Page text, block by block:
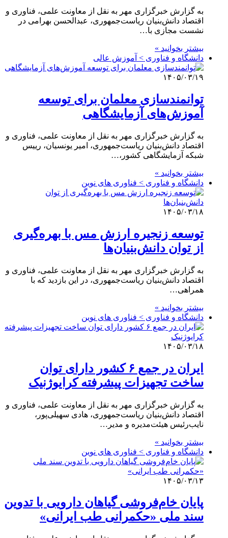
به گزارش خبرگزاری مهر به نقل از معاونت علمی، فناوری و
اقتصاد دانش‌بنیان ریاست‌جمهوری، عبدالحسن بهرامی در
نشست مجازی با…
بیشتر بخوانید »
دانشگاه و فناوری > آموزش عالی
۱۴۰۵/۰۳/۱۹
توانمندسازی معلمان برای توسعه
آموزش‌های آزمایشگاهی
به گزارش خبرگزاری مهر به نقل از معاونت علمی، فناوری و
اقتصاد دانش‌بنیان ریاست‌جمهوری، امیر یونسیان، رییس
شبکه آزمایشگاهی کشور،…
بیشتر بخوانید »
دانشگاه و فناوری > فناوری های نوین
۱۴۰۵/۰۳/۱۸
توسعه زنجیره ارزش مس با بهره‌گیری
از توان دانش‌بنیان‌ها
به گزارش خبرگزاری مهر به نقل از معاونت علمی، فناوری و
اقتصاد دانش‌بنیان ریاست‌جمهوری، در این بازدید که با
همراهی…
بیشتر بخوانید »
دانشگاه و فناوری > فناوری های نوین
۱۴۰۵/۰۳/۱۸
ایران در جمع ۶ کشور دارای توان
ساخت تجهیزات پیشرفته کرایوژنیک
به گزارش خبرگزاری مهر به نقل از معاونت علمی، فناوری و
اقتصاد دانش‌بنیان ریاست‌جمهوری، هادی سهیلی‌پور،
نایب‌رئیس هیئت‌مدیره و مدیر…
بیشتر بخوانید »
دانشگاه و فناوری > فناوری های نوین
۱۴۰۵/۰۳/۱۳
پایان خام‌فروشی گیاهان دارویی با تدوین
سند ملی «حکمرانی طب ایرانی»